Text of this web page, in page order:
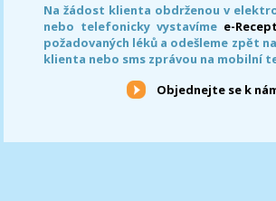
Na žádost klienta obdrženou v
nebo telefonicky vystavíme e-Recept
požadovaných léků a odešleme zpět
klienta nebo sms zprávou na mobilní
Objednejte se k